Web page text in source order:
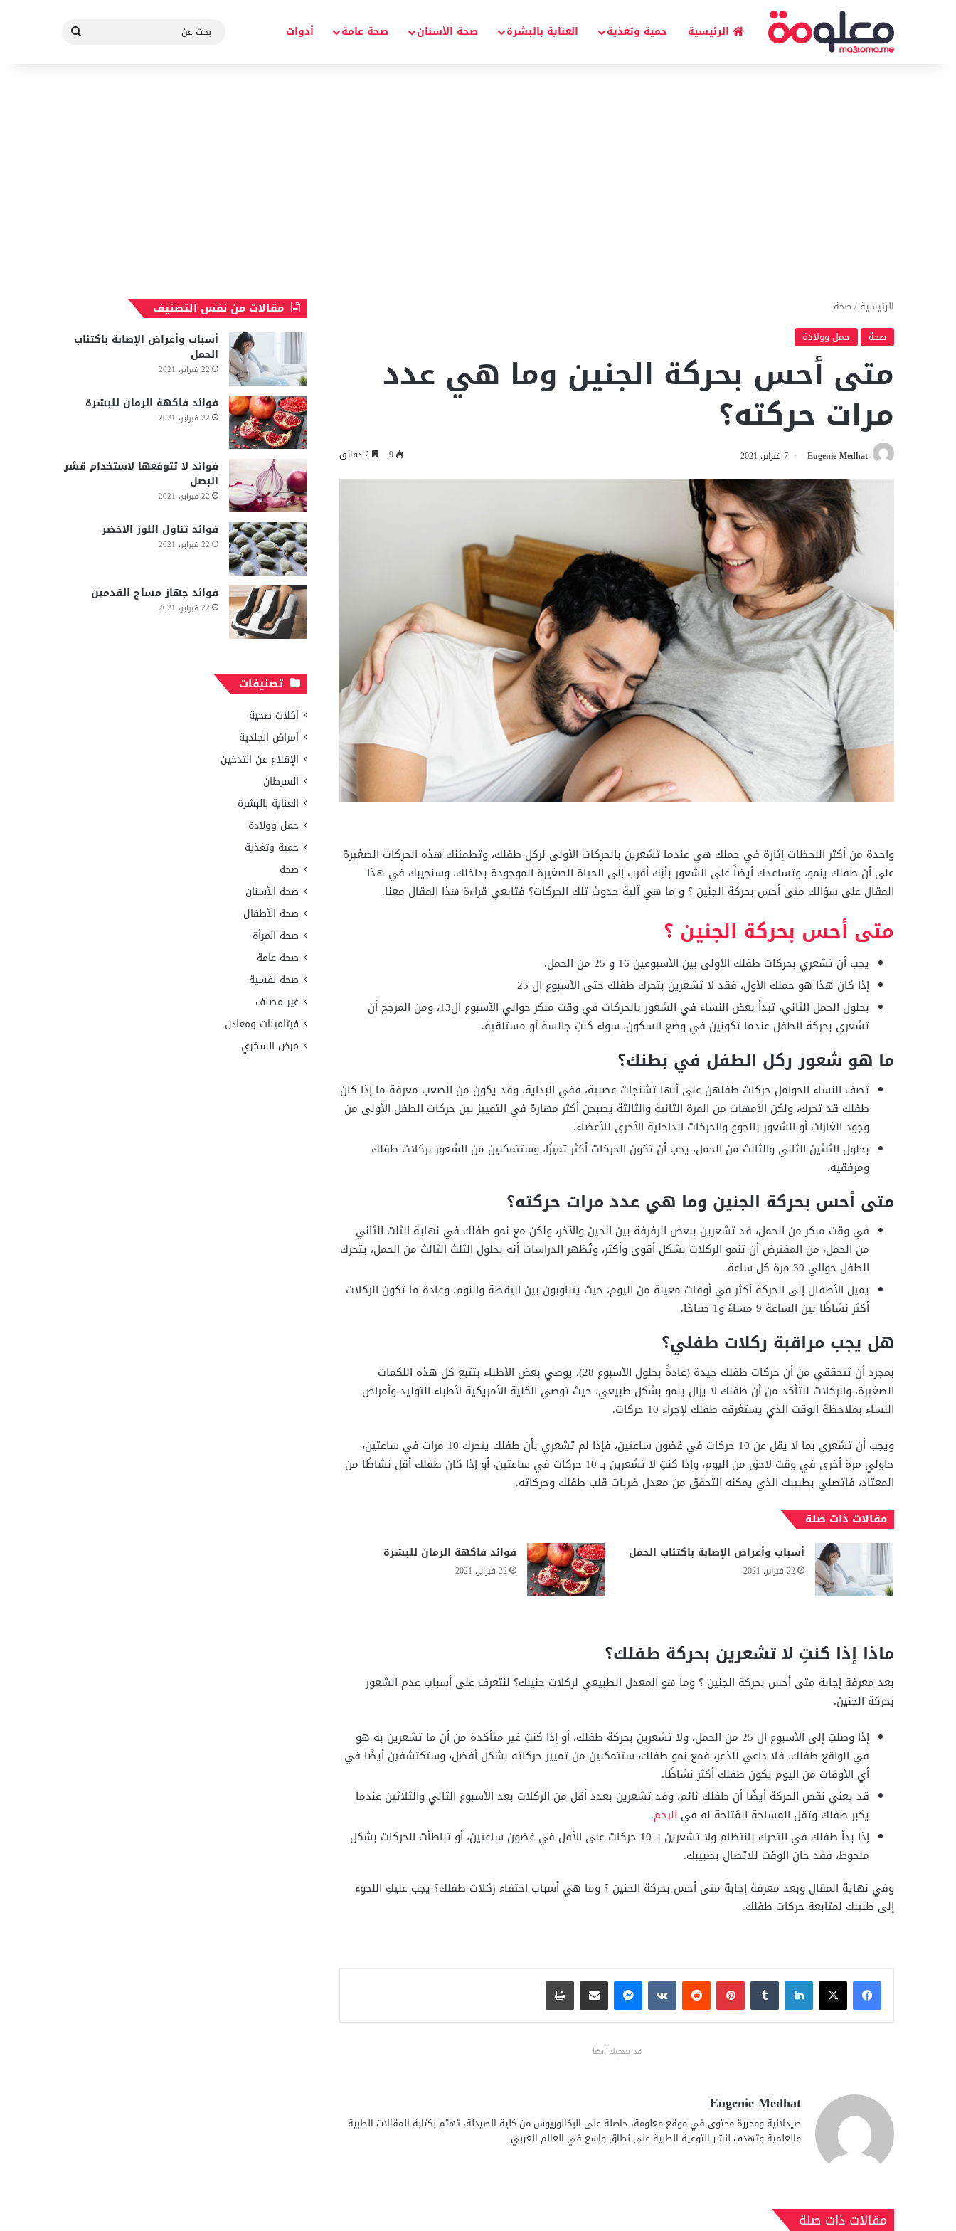
الرئيسية حمية وتغذية العناية بالبشرة صحة الأسنان صحة عامة أدوات
بحث
الرئيسية /صحة
صحة
حمل وولادة
متى أحس بحركة الجنين وما هي عدد
مرات حركته؟
Eugenie Medhat 7 فبراير، 2021 9
واحدة من أكثر اللحظات إثارة في حملك هي عندما تشعرين بالحركات الأولى لركل طفلك، وتطمئنك هذه الحركات الصغيرة
على أن طفلك ينمو، وتساعدك أيضاً على الشعور بأنِك أقرب إلى الحياة الصغيرة الموجودة بداخلك، وسنجيبك في هذا
المقال على سؤالك متى أحس بحركة الجنين ؟ و ما هي آلية حدوث تلك الحركات؟ فتابعي قراءة هذا المقال معنا.
متى أحس بحركة الجنين ؟
يجب أن تشعري بحركات طفلك الأولى بين الأسبوعين 16 و 25 من الحمل.
إذا كان هذا هو حملك الأول، فقد لا تشعرين بتحرك طفلك حتى الأسبوع ال 25
بحلول الحمل الثاني، تبدأ بعض النساء في الشعور بالحركات في وقت مبكر حوالي الأسبوع ال13، ومن المرجح أن
تشعري بحركة الطفل عندما تكونين في وضع السكون، سواء كنتِ جالسة أو مستلقية.
ما هو شعور ركل الطفل في بطنك؟
تصف النساء الحوامل حركات طفلهن على أنها تشنجات عصبية، ففي البداية، وقد يكون من الصعب معرفة ما إذا كان
طفلك قد تحرك، ولكن الأمهات من المرة الثانية والثالثة يصبحن أكثر مهارة في التمييز بين حركات الطفل الأولى من
وجود الغازات أو الشعور بالجوع والحركات الداخلية الأخرى للأعضاء.
بحلول الثلثين الثاني والثالث من الحمل، يجب أن تكون الحركات أكثر تميزًا، وستتمكنين من الشعور بركلات طفلك
ومرفقيه.
متى أحس بحركة الجنين وما هي عدد مرات حركته؟
في وقت مبكر من الحمل، قد تشعرين ببعض الرفرفة بين الحين والآخر، ولكن مع نمو طفلك في نهاية الثلث الثاني
من الحمل، من المفترض أن تنمو الركلات بشكل أقوى وأكثر، وتُظهر الدراسات أنه بحلول الثلث الثالث من الحمل، يتحرك
الطفل حوالي 30 مرة كل ساعة.
يميل الأطفال إلى الحركة أكثر في أوقات معينة من اليوم، حيث يتناوبون بين اليقظة والنوم، وعادة ما تكون الركلات
أكثر نشاطًا بين الساعة 9 مساءً و1 صباحًا.
هل يجب مراقبة ركلات طفلي؟
بمجرد أن تتحققي من أن حركات طفلك جيدة (عادةً بحلول الأسبوع 28)، يوصي بعض الأطباء بتتبع كل هذه اللكمات
الصغيرة، والركلات للتأكد من أن طفلك لا يزال ينمو بشكل طبيعي، حيث توصي الكلية الأمريكية لأطباء التوليد وأمراض
النساء بملاحظة الوقت الذي يستغرقه طفلك لإجراء 10 حركات.
ويجب أن تشعري بما لا يقل عن 10 حركات في غضون ساعتين، فإذا لم تشعري بأن طفلك يتحرك 10 مرات في ساعتين،
حاولي مرة أخرى في وقت لاحق من اليوم، وإذا كنتِ لا تشعرين بـ 10 حركات في ساعتين، أو إذا كان طفلك أقل نشاطًا من
المعتاد، فاتصلي بطبيبك الذي يمكنه التحقق من معدل ضربات قلب طفلك وحركاته.
مقالات ذات صلة
أسباب وأعراض الإصابة باكتئاب الحمل
22 فبراير، 2021
فوائد فاكهة الرمان للبشرة
22 فبراير، 2021
ماذا إذا كنتِ لا تشعرين بحركة طفلك؟
بعد معرفة إجابة متى أحس بحركة الجنين ؟ وما هو المعدل الطبيعي لركلات جنينك؟ لنتعرف على أسباب عدم الشعور
بحركة الجنين.
إذا وصلتِ إلى الأسبوع ال 25 من الحمل، ولا تشعرين بحركة طفلك، أو إذا كنتِ غير متأكدة من أن ما تشعرين به هو
في الواقع طفلك، فلا داعي للذعر، فمع نمو طفلك، ستتمكنين من تمييز حركاته بشكل أفضل، وستكتشفين أيضًا في
أي الأوقات من اليوم يكون طفلك أكثر نشاطًا.
قد يعني نقص الحركة أيضًا أن طفلك نائم، وقد تشعرين بعدد أقل من الركلات بعد الأسبوع الثاني والثلاثين عندما
يكبر طفلك وتقل المساحة المُتاحة له في الرحم.
إذا بدأ طفلك في التحرك بانتظام ولا تشعرين بـ 10 حركات على الأقل في غضون ساعتين، أو تباطأت الحركات بشكل
ملحوظ، فقد حان الوقت للاتصال بطبيبك.
وفي نهاية المقال وبعد معرفة إجابة متى أحس بحركة الجنين ؟ وما هي أسباب اختفاء ركلات طفلك؟ يجب عليكِ اللجوء
إلى طبيبك لمتابعة حركات طفلك.
فيسبوكX لينكدإن بينتيريست ماسنجر مشاركة عبر البريد طباعة
قد يعجبك أيضا
Eugenie Medhat
صيدلانية ومحررة محتوى في موقع معلومة، حاصلة على البكالوريوس من كلية الصيدلة، تهتم بكتابة المقالات الطبية
والعلمية وتهدف لنشر التوعية الطبية على نطاق واسع في العالم العربي.
مقالات ذات صلة
مقالات من نفس التصنيف
أسباب وأعراض الإصابة باكتئاب
الحمل
22 فبراير، 2021
فوائد فاكهة الرمان للبشرة
22 فبراير، 2021
فوائد لا تتوقعها لاستخدام قشر
البصل
22 فبراير، 2021
فوائد تناول اللوز الاخضر
22 فبراير، 2021
فوائد جهاز مساج القدمين
22 فبراير، 2021
تصنيفات
أكلات صحية
أمراض الجلدية
الإقلاع عن التدخين
السرطان
العناية بالبشرة
حمل وولادة
حمية وتغذية
صحة
صحة الأسنان
صحة الأطفال
صحة المرأة
صحة عامة
صحة نفسية
غير مصنف
فيتامينات ومعادن
مرض السكري